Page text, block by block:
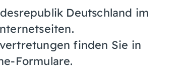
Deutschland im
finden Sie in
Formulare.